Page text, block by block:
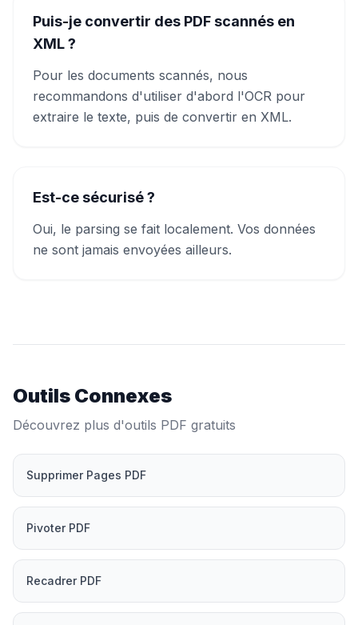
Puis-je convertir des PDF scannés en
XML ?
Pour les documents scannés, nous
recommandons d'utiliser d'abord l'OCR pour
extraire le texte, puis de convertir en XML.
Est-ce sécurisé ?
Oui, le parsing se fait localement. Vos données
ne sont jamais envoyées ailleurs.
Outils Connexes
Découvrez plus d'outils PDF gratuits
Supprimer Pages PDF
Pivoter PDF
Recadrer PDF